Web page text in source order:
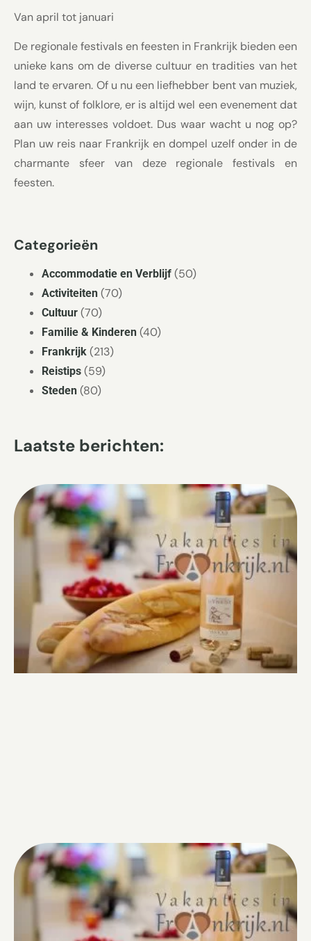
Van april tot januari
De regionale festivals en feesten in Frankrijk bieden een
unieke kans om de diverse cultuur en tradities van het
land te ervaren. Of u nu een liefhebber bent van muziek,
wijn, kunst of folklore, er is altijd wel een evenement dat
aan uw interesses voldoet. Dus waar wacht u nog op?
Plan uw reis naar Frankrijk en dompel uzelf onder in de
charmante sfeer van deze regionale festivals en
feesten.
Categorieën
Accommodatie en Verblijf (50)
Activiteiten (70)
Cultuur (70)
Familie & Kinderen (40)
Frankrijk (213)
Reistips (59)
Steden (80)
Laatste berichten: